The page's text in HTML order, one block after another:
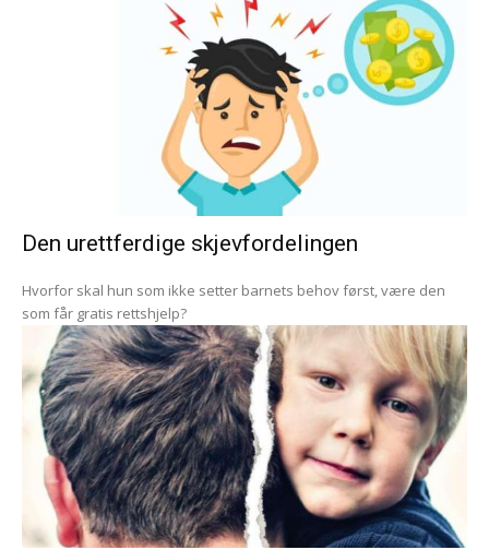
Den urettferdige skjevfordelingen
Hvorfor skal hun som ikke setter barnets behov først, være den
som får gratis rettshjelp?